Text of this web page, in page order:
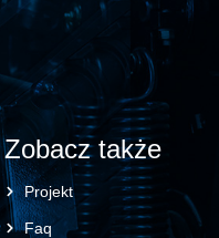
Zobacz także
Projekt
Faq